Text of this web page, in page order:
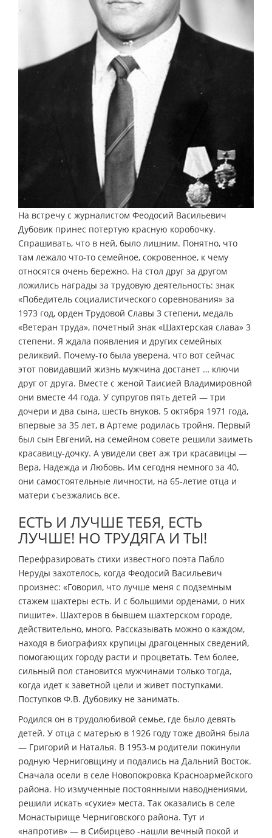
На встречу с журналистом Феодосий Васильевич
Дубовик принес потертую красную коробочку.
Спрашивать, что в ней, было лишним. Понятно, что
там лежало что-то семейное, сокровенное, к чему
относятся очень бережно. На стол друг за другом
ложились награды за трудовую деятельность: знак
«Победитель социалистического соревнования» за
1973 год, орден Трудовой Славы 3 степени, медаль
«Ветеран труда», почетный знак «Шахтерская слава» 3
степени. Я ждала появления и других семейных
реликвий. Почему-то была уверена, что вот сейчас
этот повидавший жизнь мужчина достанет … ключи
друг от друга. Вместе с женой Таисией Владимировной
они вместе 44 года. У супругов пять детей — три
дочери и два сына, шесть внуков. 5 октября 1971 года,
впервые за 35 лет, в Артеме родилась тройня. Первый
был сын Евгений, на семейном совете решили заиметь
красавицу-дочку. А увидели свет аж три красавицы —
Вера, Надежда и Любовь. Им сегодня немного за 40,
они самостоятельные личности, на 65-летие отца и
матери съезжались все.
ЕСТЬ И ЛУЧШЕ ТЕБЯ, ЕСТЬ
ЛУЧШЕ! НО ТРУДЯГА И ТЫ!
Перефразировать стихи известного поэта Пабло
Неруды захотелось, когда Феодосий Васильевич
произнес: «Говорил, что лучше меня с подземным
стажем шахтеры есть. И с большими орденами, о них
пишите». Шахтеров в бывшем шахтерском городе,
действительно, много. Рассказывать можно о каждом,
находя в биографиях крупицы драгоценных сведений,
помогающих городу расти и процветать. Тем более,
сильный пол становится мужчинами только тогда,
когда идет к заветной цели и живет поступками.
Поступков Ф.В. Дубовику не занимать.
Родился он в трудолюбивой семье, где было девять
детей. У отца с матерью в 1926 году тоже двойня была
— Григорий и Наталья. В 1953-м родители покинули
родную Черниговщину и подались на Дальний Восток.
Сначала осели в селе Новопокровка Красноармейского
района. Но измученные постоянными наводнениями,
решили искать «сухие» места. Так оказались в селе
Монастырище Черниговского района. Тут и
«напротив» — в Сибирцево -нашли вечный покой и